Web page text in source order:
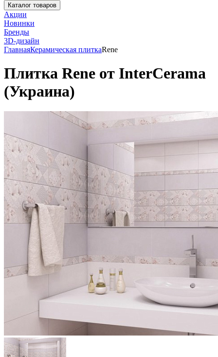
Каталог товаров
Акции
Новинки
Бренды
3D-дизайн
ГлавнаяКерамическая плиткаRene
Плитка Rene от InterCerama
(Украина)